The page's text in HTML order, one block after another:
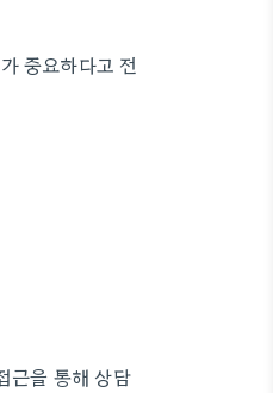
중요하다고 전
근을 통해 상담